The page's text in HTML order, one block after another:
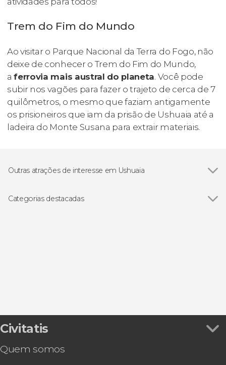
Trem do Fim do Mundo
Ao visitar o Parque Nacional da Terra do Fogo, não
deixe de conhecer o Trem do Fim do Mundo,
aferrovia mais austral do planeta. Você pode
subir nos vagões para fazer o trajeto de cerca de 7
quilômetros, o mesmo que faziam antigamente
os prisioneiros que iam da prisão de Ushuaia até a
ladeira do Monte Susana para extrair materiais.
Outras atrações de interesse em Ushuaia
Categorias destacadas
Civitatis
Quem somos